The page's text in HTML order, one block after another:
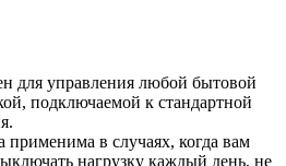
для управления любой бытовой
подключаемой к стандартной
применима в случаях, когда вам
нагрузку каждый день, не